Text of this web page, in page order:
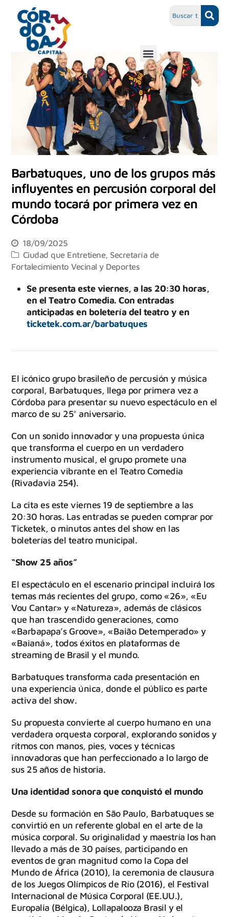
Barbatuques, uno de los grupos más
influyentes en percusión corporal del
mundo tocará por primera vez en
Córdoba
18/09/2025
Ciudad que Entretiene, Secretaría de
Fortalecimiento Vecinal y Deportes
Se presenta este viernes, a las 20:30 horas,
en el Teatro Comedia. Con entradas
anticipadas en boletería del teatro y en
ticketek.com.ar/barbatuques
El icónico grupo brasileño de percusión y música
corporal, Barbatuques, llega por primera vez a
Córdoba para presentar su nuevo espectáculo en el
marco de su 25° aniversario.
Con un sonido innovador y una propuesta única
que transforma el cuerpo en un verdadero
instrumento musical, el grupo promete una
experiencia vibrante en el Teatro Comedia
(Rivadavia 254).
La cita es este viernes 19 de septiembre a las
20:30 horas. Las entradas se pueden comprar por
Ticketek, o minutos antes del show en las
boleterías del teatro municipal.
“Show 25 años”
El espectáculo en el escenario principal incluirá los
temas más recientes del grupo, como «26», «Eu
Vou Cantar» y «Natureza», además de clásicos
que han trascendido generaciones, como
«Barbapapa’s Groove», «Baião Detemperado» y
«Baianá», todos éxitos en plataformas de
streaming de Brasil y el mundo.
Barbatuques transforma cada presentación en
una experiencia única, donde el público es parte
activa del show.
Su propuesta convierte al cuerpo humano en una
verdadera orquesta corporal, explorando sonidos y
ritmos con manos, pies, voces y técnicas
innovadoras que han perfeccionado a lo largo de
sus 25 años de historia.
Una identidad sonora que conquistó el mundo
Desde su formación en São Paulo, Barbatuques se
convirtió en un referente global en el arte de la
música corporal. Su originalidad y maestría los han
llevado a más de 30 países, participando en
eventos de gran magnitud como la Copa del
Mundo de África (2010), la ceremonia de clausura
de los Juegos Olímpicos de Río (2016), el Festival
Internacional de Música Corporal (EE.UU.),
Europalia (Bélgica), Lollapalooza Brasil y el